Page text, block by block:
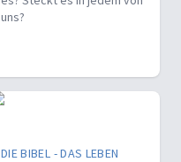
uns?
DIE BIBEL - DAS LEBEN